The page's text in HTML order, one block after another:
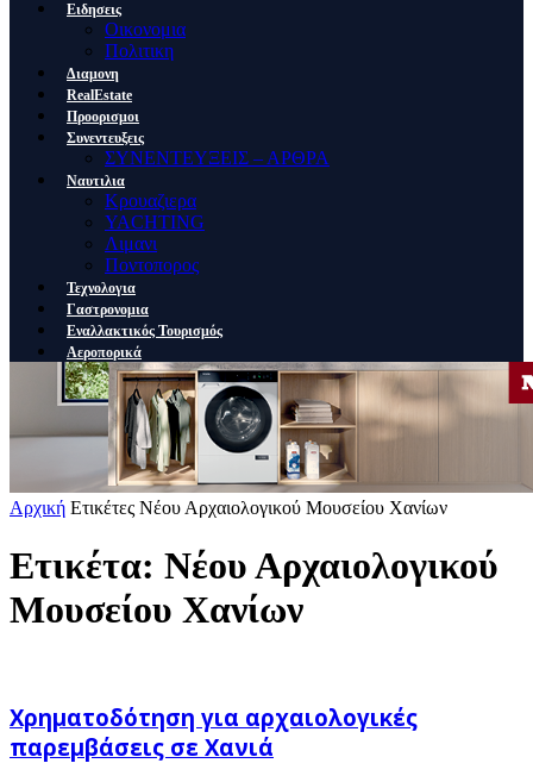
Ειδησεις
Οικονομια
Πολιτικη
Διαμονη
RealEstate
Προορισμοι
Συνεντευξεις
ΣΥΝΕΝΤΕΥΞΕΙΣ – ΑΡΘΡΑ
Ναυτιλια
Κρουαζιερα
YACHTING
Λιμανι
Ποντοπορος
Τεχνολογια
Γαστρονομια
Εναλλακτικός Τουρισμός
Αεροπορικά
Αρχική Ετικέτες Νέου Αρχαιολογικού Μουσείου Χανίων
Ετικέτα: Νέου Αρχαιολογικού
Μουσείου Χανίων
Χρηματοδότηση για αρχαιολογικές
παρεμβάσεις σε Χανιά